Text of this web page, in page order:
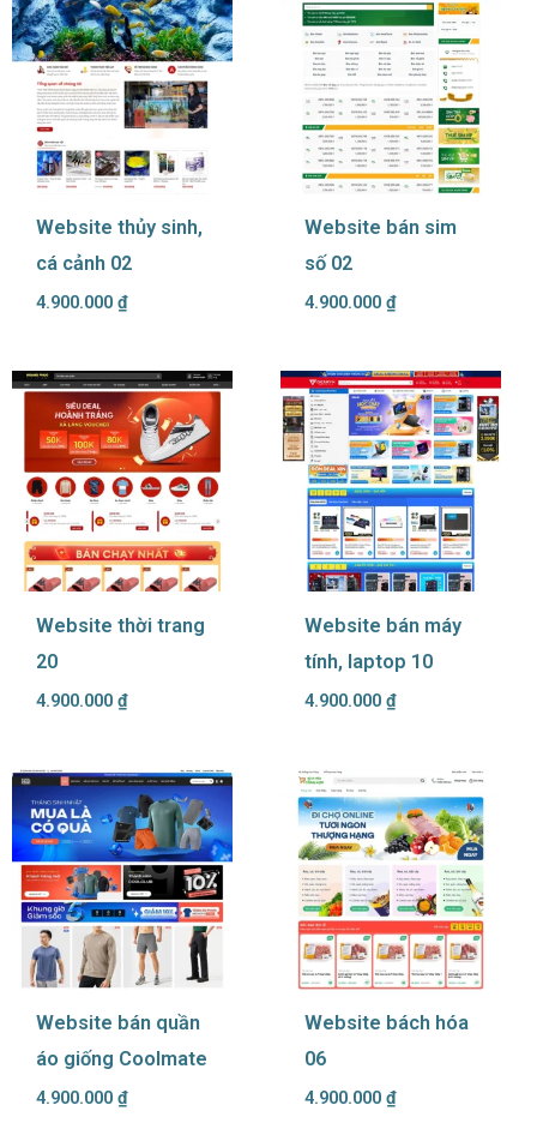
Website thủy sinh,
cá cảnh 02
4.900.000 ₫
Website bán sim
số 02
4.900.000 ₫
Website thời trang
20
4.900.000 ₫
Website bán máy
tính, laptop 10
4.900.000 ₫
Website bán quần
áo giống Coolmate
4.900.000 ₫
Website bách hóa
06
4.900.000 ₫